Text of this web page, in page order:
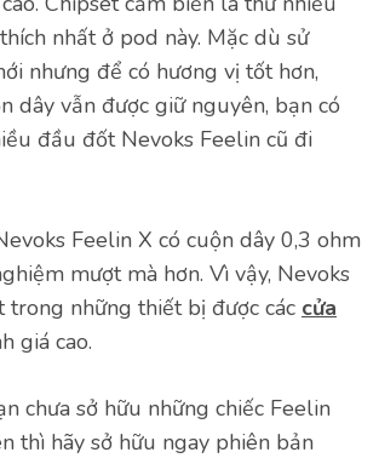
nhất ở pod này. Mặc dù sử
nhưng để có hương vị tốt hơn,
dây vẫn được giữ nguyên, bạn có
đầu đốt Nevoks Feelin cũ đi
Feelin X có cuộn dây 0,3 ohm
mượt mà hơn. Vì vậy, Nevoks
trong những thiết bị được các cửa
giá cao.
chưa sở hữu những chiếc Feelin
thì hãy sở hữu ngay phiên bản